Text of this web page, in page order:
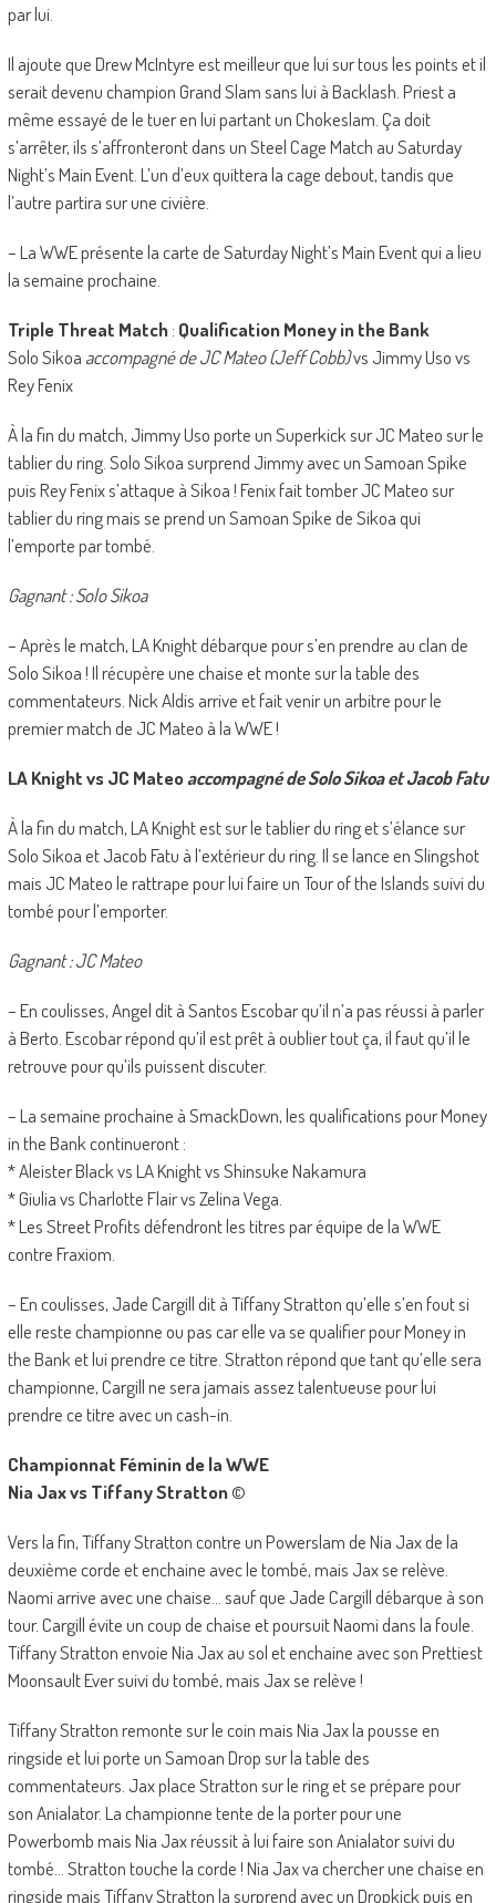
par lui.
Il ajoute que Drew McIntyre est meilleur que lui sur tous les points et il
serait devenu champion Grand Slam sans lui à Backlash. Priest a
même essayé de le tuer en lui partant un Chokeslam. Ça doit
s’arrêter, ils s’affronteront dans un Steel Cage Match au Saturday
Night’s Main Event. L’un d’eux quittera la cage debout, tandis que
l’autre partira sur une civière.
– La WWE présente la carte de Saturday Night’s Main Event qui a lieu
la semaine prochaine.
Triple Threat Match: Qualification Money in the Bank
Solo Sikoa accompagné de JC Mateo (Jeff Cobb)vs Jimmy Uso vs
Rey Fenix
À la fin du match, Jimmy Uso porte un Superkick sur JC Mateo sur le
tablier du ring. Solo Sikoa surprend Jimmy avec un Samoan Spike
puis Rey Fenix s’attaque à Sikoa ! Fenix fait tomber JC Mateo sur
tablier du ring mais se prend un Samoan Spike de Sikoa qui
l’emporte par tombé.
Gagnant : Solo Sikoa
– Après le match, LA Knight débarque pour s’en prendre au clan de
Solo Sikoa ! Il récupère une chaise et monte sur la table des
commentateurs. Nick Aldis arrive et fait venir un arbitre pour le
premier match de JC Mateo à la WWE !
LA Knight vs JC Mateoaccompagné de Solo Sikoa et Jacob Fatu
À la fin du match, LA Knight est sur le tablier du ring et s’élance sur
Solo Sikoa et Jacob Fatu à l’extérieur du ring. Il se lance en Slingshot
mais JC Mateo le rattrape pour lui faire un Tour of the Islands suivi du
tombé pour l’emporter.
Gagnant : JC Mateo
– En coulisses, Angel dit à Santos Escobar qu’il n’a pas réussi à parler
à Berto. Escobar répond qu’il est prêt à oublier tout ça, il faut qu’il le
retrouve pour qu’ils puissent discuter.
– La semaine prochaine à SmackDown, les qualifications pour Money
in the Bank continueront :
* Aleister Black vs LA Knight vs Shinsuke Nakamura
* Giulia vs Charlotte Flair vs Zelina Vega.
* Les Street Profits défendront les titres par équipe de la WWE
contre Fraxiom.
– En coulisses, Jade Cargill dit à Tiffany Stratton qu’elle s’en fout si
elle reste championne ou pas car elle va se qualifier pour Money in
the Bank et lui prendre ce titre. Stratton répond que tant qu’elle sera
championne, Cargill ne sera jamais assez talentueuse pour lui
prendre ce titre avec un cash-in.
Championnat Féminin de la WWE
Nia Jax vs Tiffany Stratton©
Vers la fin, Tiffany Stratton contre un Powerslam de Nia Jax de la
deuxième corde et enchaine avec le tombé, mais Jax se relève.
Naomi arrive avec une chaise… sauf que Jade Cargill débarque à son
tour. Cargill évite un coup de chaise et poursuit Naomi dans la foule.
Tiffany Stratton envoie Nia Jax au sol et enchaine avec son Prettiest
Moonsault Ever suivi du tombé, mais Jax se relève !
Tiffany Stratton remonte sur le coin mais Nia Jax la pousse en
ringside et lui porte un Samoan Drop sur la table des
commentateurs. Jax place Stratton sur le ring et se prépare pour
son Anialator. La championne tente de la porter pour une
Powerbomb mais Nia Jax réussit à lui faire son Anialator suivi du
tombé… Stratton touche la corde ! Nia Jax va chercher une chaise en
ringside mais Tiffany Stratton la surprend avec un Dropkick puis en